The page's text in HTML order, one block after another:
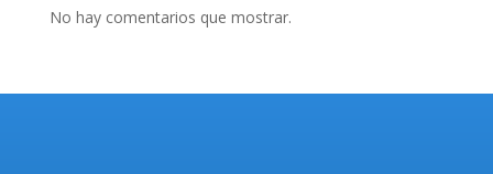
No hay comentarios que mostrar.